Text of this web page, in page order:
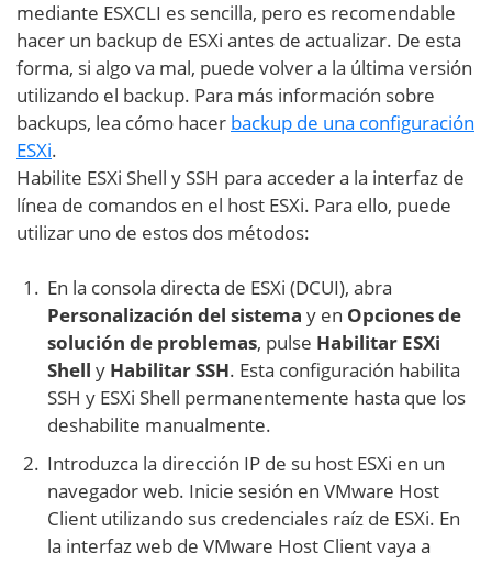
mediante ESXCLI es sencilla, pero es recomendable
hacer un backup de ESXi antes de actualizar. De esta
forma, si algo va mal, puede volver a la última versión
utilizando el backup. Para más información sobre
backups, lea cómo hacer backup de una configuración
ESXi.
Habilite ESXi Shell y SSH para acceder a la interfaz de
línea de comandos en el host ESXi. Para ello, puede
utilizar uno de estos dos métodos:
En la consola directa de ESXi (DCUI), abra
Personalización del sistema y en Opciones de
solución de problemas, pulse Habilitar ESXi
Shell y Habilitar SSH. Esta configuración habilita
SSH y ESXi Shell permanentemente hasta que los
deshabilite manualmente.
Introduzca la dirección IP de su host ESXi en un
navegador web. Inicie sesión en VMware Host
Client utilizando sus credenciales raíz de ESXi. En
la interfaz web de VMware Host Client vaya a